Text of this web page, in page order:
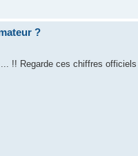
?
!! Regarde ces chiffres